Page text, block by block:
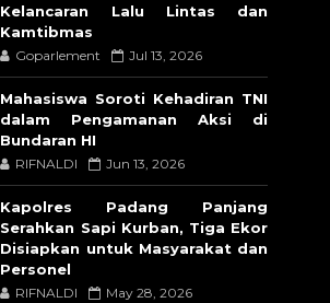
Kelancaran Lalu Lintas dan
Kamtibmas
Goparlement Jul 13, 2026
Mahasiswa Soroti Kehadiran TNI
dalam Pengamanan Aksi di
Bundaran HI
RIFNALDI Jun 13, 2026
Kapolres Padang Panjang
Serahkan Sapi Kurban, Tiga Ekor
Disiapkan untuk Masyarakat dan
Personel
RIFNALDI May 28, 2026